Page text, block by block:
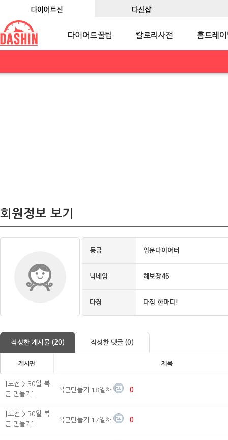
회원정보 보기
등급 입문다이어터
닉네임 해보장46
다짐 다짐 한마디!
작성한 게시물 (20) 작성한 댓글 (0)
게시판 제목
[도전 > 30일 복
근 만들기]
복근만들기 18일차 0
[도전 > 30일 복
근 만들기]
복근만들기 17일차 0